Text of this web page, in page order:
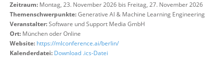
Zeitraum: Montag, 23. November 2026 bis Freitag, 27. November 2026
Themenschwerpunkte:Generative AI & Machine Learning Engineering
Veranstalter:Software und Support Media GmbH
Ort: München oder Online
Website: https://mlconference.ai/berlin/
Kalenderdatei: Download .ics-Datei